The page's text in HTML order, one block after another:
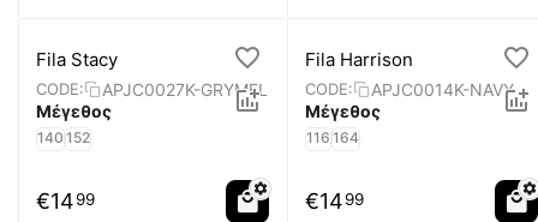
Fila Stacy
CODE:
APJC0027K-GRYMEL
Μέγεθος
140 152
€1499
Fila Harrison
CODE:
APJC0014K-NAVY
Μέγεθος
116 164
€1499